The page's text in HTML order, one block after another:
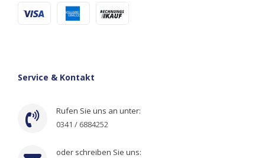
Service & Kontakt
Rufen Sie uns an unter:
0341 / 6884252
oder schreiben Sie uns: